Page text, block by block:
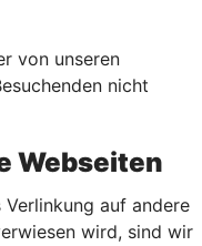
von unseren
nicht
Webseiten
auf andere
wird, sind wir